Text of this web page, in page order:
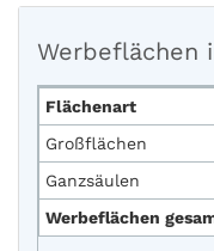
Werbeflächen
Flächenart
Großflächen
Ganzsäulen
Werbeflächen